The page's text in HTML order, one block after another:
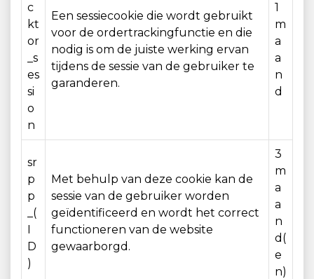
c
kt
or
_s
es
si
o
n
Een sessiecookie die wordt gebruikt
voor de ordertrackingfunctie en die
nodig is om de juiste werking ervan
tijdens de sessie van de gebruiker te
garanderen.
1
m
a
a
n
d
sr
p
p
_(
I
D
)
Met behulp van deze cookie kan de
sessie van de gebruiker worden
geïdentificeerd en wordt het correct
functioneren van de website
gewaarborgd.
3
m
a
a
n
d(
e
n)